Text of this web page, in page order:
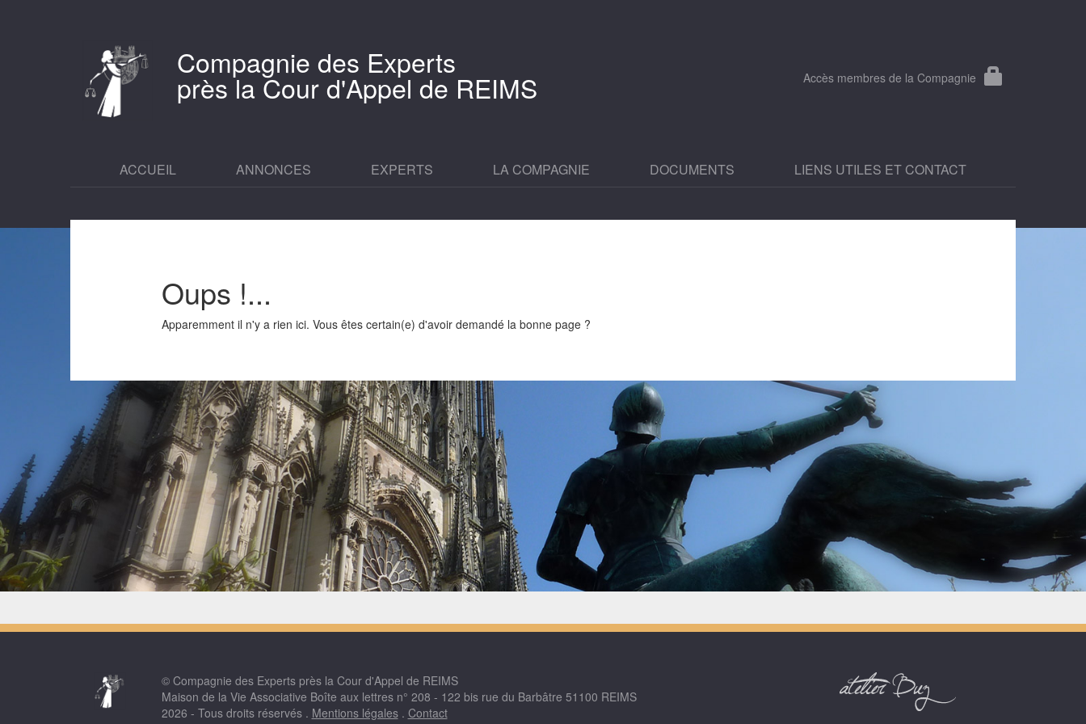
Compagnie des Experts
près la Cour d'Appel de REIMS Accès membres de la Compagnie
ACCUEIL ANNONCES EXPERTS LA COMPAGNIE DOCUMENTS LIENS UTILES ET CONTACT
Oups !...
Apparemment il n'y a rien ici. Vous êtes certain(e) d'avoir demandé la bonne page ?
© Compagnie des Experts près la Cour d'Appel de REIMS
Maison de la Vie Associative Boîte aux lettres n° 208 - 122 bis rue du Barbâtre 51100 REIMS
2026 - Tous droits réservés . Mentions légales. Contact